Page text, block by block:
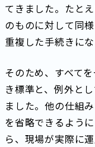
てきました。たと
のものに対して同
重複した手続きにな
そのため、すべて
き標準と、例外と
ました。他の仕組
を省略できるよう
ら、現場が実際に